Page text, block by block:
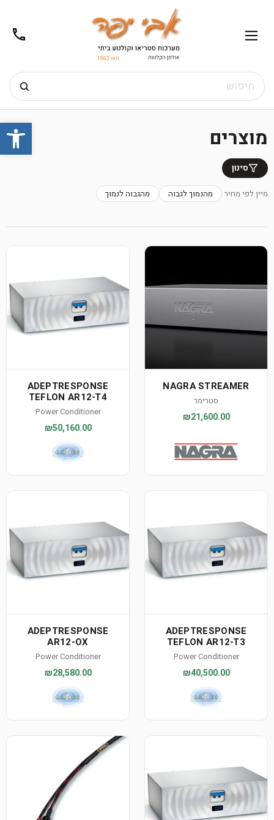
Skip
content
חיפוש
תפריט 02-
מוצרים
סינון
מיין לפי מחיר מהנמוך לגבוה מהגבוה לנמוך
NAGRA STREAMER
סטרימר
₪21,600.00
ADEPTRESPONSE
TEFLON AR12-T4
Power Conditioner
₪50,160.00
ADEPTRESPONSE
TEFLON AR12-T3
Power Conditioner
₪40,500.00
ADEPTRESPONSE
AR12-OX
Power Conditioner
₪28,580.00